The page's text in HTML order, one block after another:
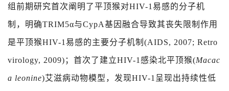
组前期研究首次阐明了平顶猴对HIV-1 易感的分子机
制，明确TRIM5α与CypA基因融合导致其丧失限制作用
是平顶猴HIV-1 易感的主要分子机制 (AIDS, 2007; Retro
virology, 2009) ；首次了建立HIV-1 感染北平顶猴(Macac
a leonine)艾滋病动物模型，发现HIV-1 呈现出持续性低